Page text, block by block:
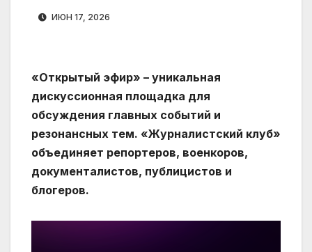
ИЮН 17, 2026
«Открытый эфир» – уникальная
дискуссионная площадка для
обсуждения главных событий и
резонансных тем. «Журналистский клуб»
объединяет репортеров, военкоров,
документалистов, публицистов и
блогеров.